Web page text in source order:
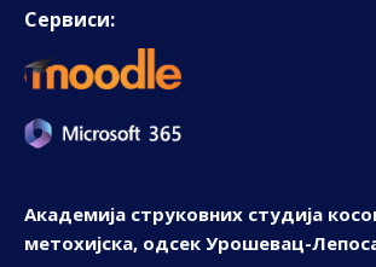
Сервиси:
Академија струковних студија
метохијска, одсек Урошевац-